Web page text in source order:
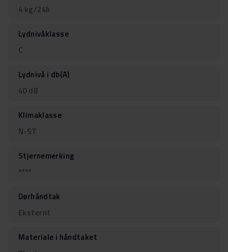
4 kg/24h
Lydnivåklasse
C
Lydnivå i db(A)
40 dB
Klimaklasse
N-ST
Stjernemerking
****
Dørhåndtak
Eksternt
Materiale i håndtaket